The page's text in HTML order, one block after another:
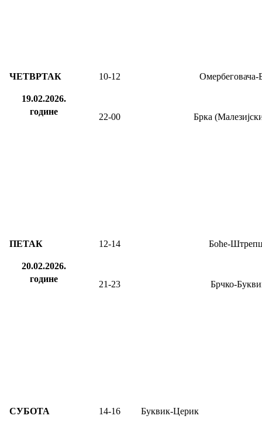
ЧЕТВРТАК
19.02.2026.
године
10-12 Омербеговача-
22-00 Брка
ПЕТАК
20.02.2026.
године
12-14 Боће-
21-23 Брчко-
СУБОТА 14-16 Буквик-Церик